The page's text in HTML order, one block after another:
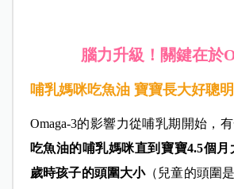
腦力升級！關鍵在於
哺乳媽咪吃魚油 寶寶長大好聰明
Omaga-3的影響力從哺乳期開始，
吃魚油的哺乳媽咪直到寶寶4.5個月
歲時孩子的頭圍大小（兒童的頭圍